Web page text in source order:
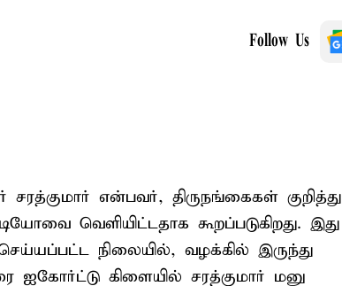
Follow Us
சரத்குமார் என்பவர், திருநங்கைகள் குறித்து
வெளியிட்டதாக கூறப்படுகிறது. இது
நிலையில், வழக்கில் இருந்து
கிளையில் சரத்குமார் மனு